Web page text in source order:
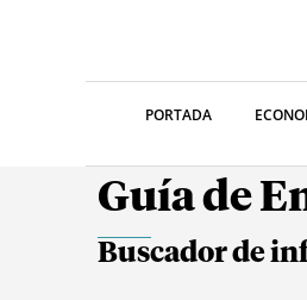
PORTADA
Guía de
Buscador de